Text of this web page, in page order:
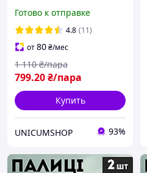
Туристические палки
Hechpro черные 3924-2
Готово к отправке
4.8 (11)
от80₴/мес
799.20₴/пара
1 110 ₴/пара
Купить
UNICUMSHOP 93%